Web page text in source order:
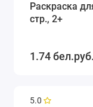
Раскраска
стр., 2+
1.74 бел.руб.
5.0